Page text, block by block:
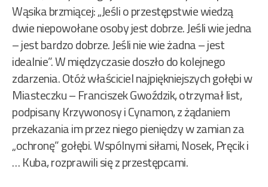
Wąsika brzmiącej: „Jeśli o przestępstwie wiedzą
dwie niepowołane osoby jest dobrze. Jeśli wie jedna
– jest bardzo dobrze. Jeśli nie wie żadna – jest
idealnie”. W międzyczasie doszło do kolejnego
zdarzenia. Otóż właściciel najpiękniejszych gołębi w
Miasteczku – Franciszek Gwoździk, otrzymał list,
podpisany Krzywonosy i Cynamon, z żądaniem
przekazania im przez niego pieniędzy w zamian za
„ochronę” gołębi. Wspólnymi siłami, Nosek, Pręcik i
… Kuba, rozprawili się z przestępcami.